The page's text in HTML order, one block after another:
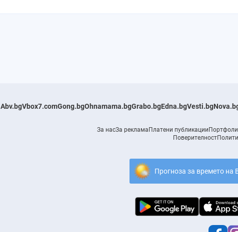
Abv.bgVbox7.comGong.bgOhnamama.bgGrabo.bgEdna.bgVesti.bg
За насЗа рекламаПлатени публикации
Поверителност
Прогноза за времето на